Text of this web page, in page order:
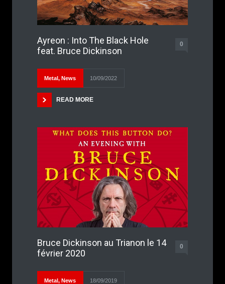
Ayreon : Into The Black Hole
feat. Bruce Dickinson
0
Metal, News 10/09/2022
READ MORE
Bruce Dickinson au Trianon le 14
février 2020
0
Metal, News 18/09/2019